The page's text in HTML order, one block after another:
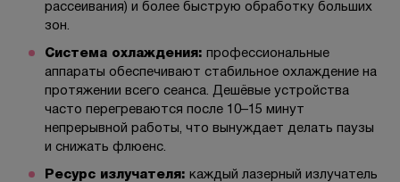
рассеивания) и более быструю обработку больших
зон.
Система охлаждения: профессиональные
аппараты обеспечивают стабильное охлаждение на
протяжении всего сеанса. Дешёвые устройства
часто перегреваются после 10–15 минут
непрерывной работы, что вынуждает делать паузы
и снижать флюенс.
Ресурс излучателя: каждый лазерный излучатель